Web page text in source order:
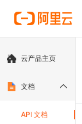
云产品主页
文档
API 文档